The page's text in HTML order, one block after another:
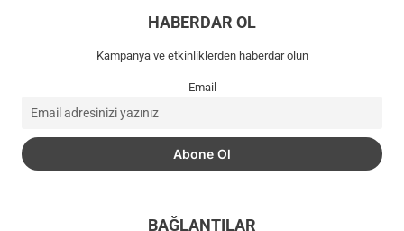
HABERDAR OL
Kampanya ve etkinliklerden haberdar olun
Email
BAĞLANTILAR